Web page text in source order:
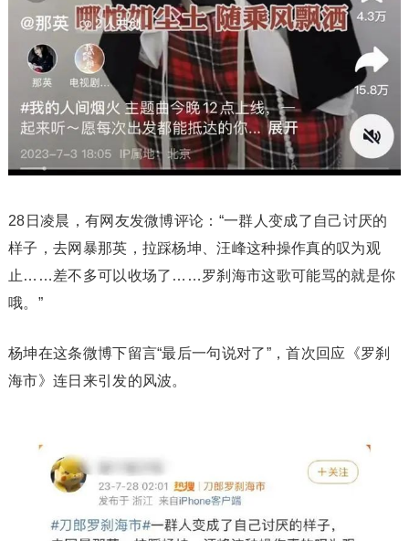
28日凌晨，有网友发微博评论：“一群人变成了自己讨厌的
样子，去网暴那英，拉踩杨坤、汪峰这种操作真的叹为观
止……差不多可以收场了……罗刹海市这歌可能骂的就是你
哦。”
杨坤在这条微博下留言“最后一句说对了”，首次回应《罗刹
海市》连日来引发的风波。